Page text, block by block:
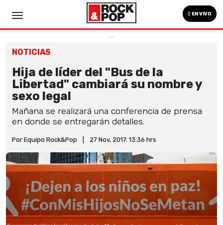
EN VIVO
NOTICIAS
Hija de líder del "Bus de la
Libertad" cambiará su nombre y
sexo legal
Mañana se realizará una conferencia de prensa
en donde se entregarán detalles.
Por Equipo Rock&Pop 27 Nov, 2017. 13:36 hrs